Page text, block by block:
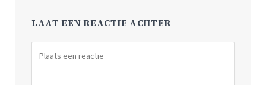
LAAT EEN REACTIE ACHTER